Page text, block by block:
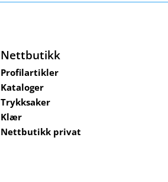
Nettbutikk
Profilartikler
Kataloger
Trykksaker
Klær
Nettbutikk privat